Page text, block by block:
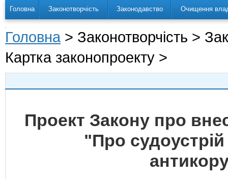
Головна Законотворчість Законодавство Очищення
Головна > Законотворчість >
Картка законопроекту >
Проект Закону про
"Про